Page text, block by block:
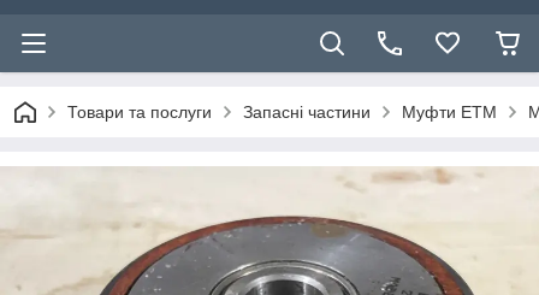
Товари та послуги Запасні частини Муфти ЕТМ